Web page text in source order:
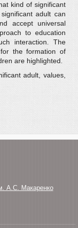
kind of significant
adult can
accept universal
to education
interaction. The
the formation of
are highlighted.
adult, values,
А.С. Макаренко